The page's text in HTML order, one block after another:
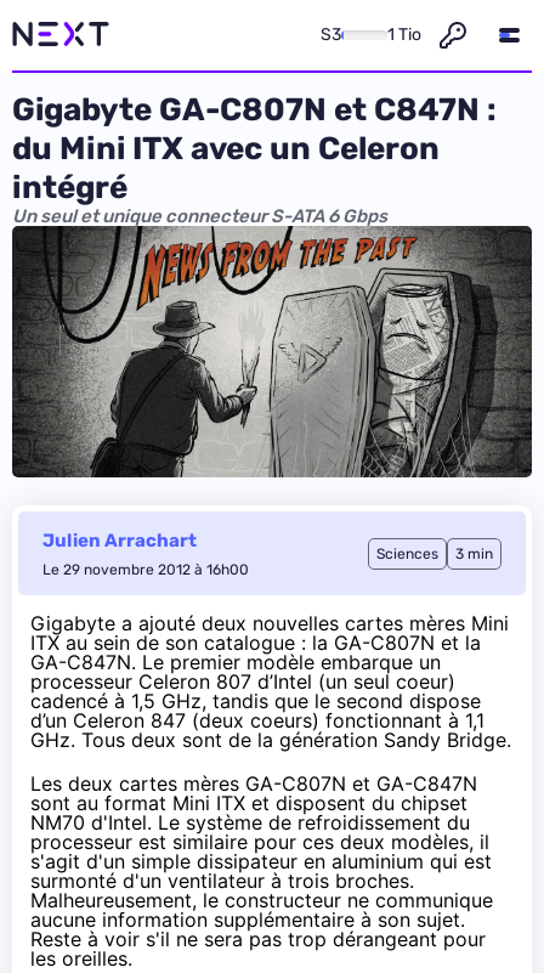
S3 1 Tio
Gigabyte GA-C807N et C847N :
du Mini ITX avec un Celeron
intégré
Un seul et unique connecteur S-ATA 6 Gbps
Julien Arrachart
Le 29 novembre 2012 à 16h00
Sciences 3 min
Gigabyte a ajouté deux nouvelles cartes mères Mini
ITX au sein de son catalogue : la GA-C807N et la
GA-C847N. Le premier modèle embarque un
processeur Celeron 807 d’Intel (un seul coeur)
cadencé à 1,5 GHz, tandis que le second dispose
d’un Celeron 847 (deux coeurs) fonctionnant à 1,1
GHz. Tous deux sont de la génération Sandy Bridge.
Les deux cartes mères GA-C807N et GA-C847N
sont au format Mini ITX et disposent du chipset
NM70 d'Intel. Le système de refroidissement du
processeur est similaire pour ces deux modèles, il
s'agit d'un simple dissipateur en aluminium qui est
surmonté d'un ventilateur à trois broches.
Malheureusement, le constructeur ne communique
aucune information supplémentaire à son sujet.
Reste à voir s'il ne sera pas trop dérangeant pour
les oreilles.